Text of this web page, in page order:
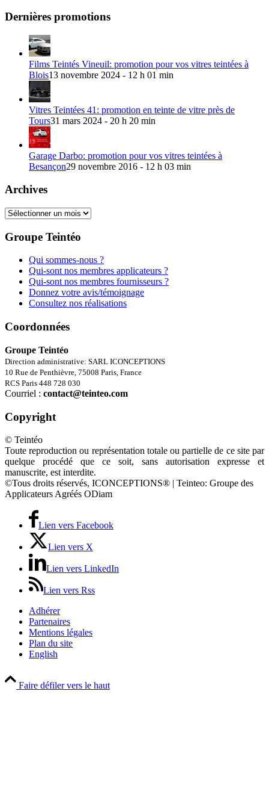
Dernières promotions
Films Teintés Vineuil: promotion pour vos vitres teintées à
Blois13 novembre 2024 - 12 h 01 min
Vitres Teintées 41: promotion en teinte de vitre près de
Tours31 mars 2024 - 20 h 20 min
Garage Darbo: promotion pour vos vitres teintées à
Besançon29 novembre 2016 - 12 h 03 min
Archives
Archives
Groupe Teintéo
Qui sommes-nous ?
Qui-sont nos membres applicateurs ?
Qui-sont nos membres fournisseurs ?
Donnez votre avis/témoignage
Consultez nos réalisations
Coordonnées
Groupe Teintéo
Direction administrative: SARL ICONCEPTIONS
10 Rue de Penthièvre, 75008 Paris, France
RCS Paris 448 728 030
Courriel : contact@teinteo.com
Copyright
© Teintéo
Toute reproduction ou représentation totale ou partielle de ce site par
quelque procédé que ce soit, sans autorisation expresse et
manuscrite, est interdite.
©Tous droits réservés, ICONCEPTIONS® | Teinteo: Groupe des
Applicateurs Agréés ODiam
Lien vers Facebook
Lien vers X
Lien vers LinkedIn
Lien vers Rss
Adhérer
Partenaires
Mentions légales
Plan du site
English
Faire défiler vers le haut